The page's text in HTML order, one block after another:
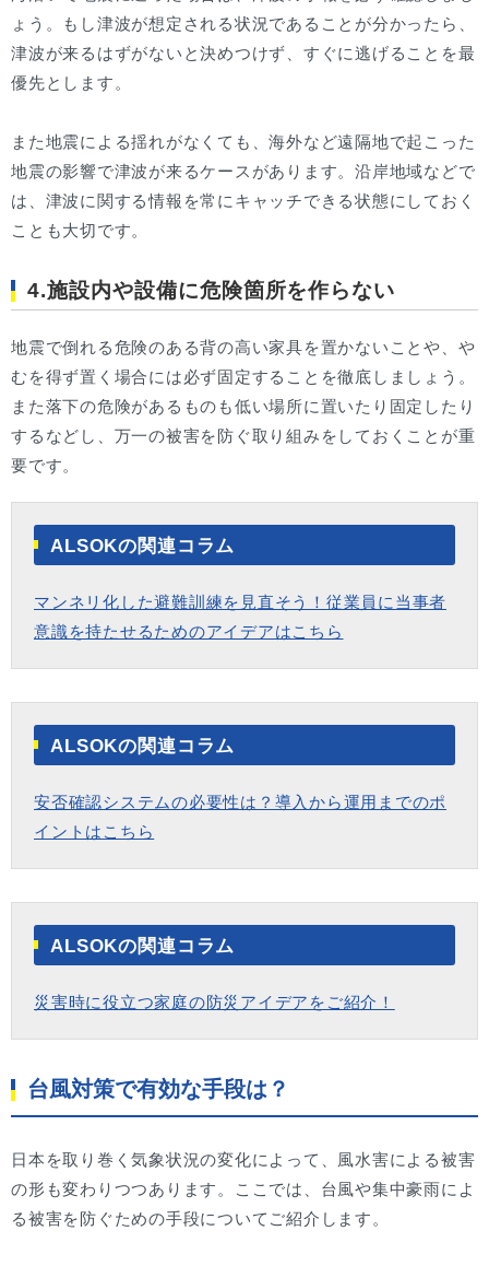
ょう。もし津波が想定される状況であることが分かったら、
津波が来るはずがないと決めつけず、すぐに逃げることを最
優先とします。
また地震による揺れがなくても、海外など遠隔地で起こった
地震の影響で津波が来るケースがあります。沿岸地域などで
は、津波に関する情報を常にキャッチできる状態にしておく
ことも大切です。
4.施設内や設備に危険箇所を作らない
地震で倒れる危険のある背の高い家具を置かないことや、や
むを得ず置く場合には必ず固定することを徹底しましょう。
また落下の危険があるものも低い場所に置いたり固定したり
するなどし、万一の被害を防ぐ取り組みをしておくことが重
要です。
ALSOKの関連コラム
マンネリ化した避難訓練を見直そう！従業員に当事者
意識を持たせるためのアイデアはこちら
ALSOKの関連コラム
安否確認システムの必要性は？導入から運用までのポ
イントはこちら
ALSOKの関連コラム
災害時に役立つ家庭の防災アイデアをご紹介！
台風対策で有効な手段は？
日本を取り巻く気象状況の変化によって、風水害による被害
の形も変わりつつあります。ここでは、台風や集中豪雨によ
る被害を防ぐための手段についてご紹介します。